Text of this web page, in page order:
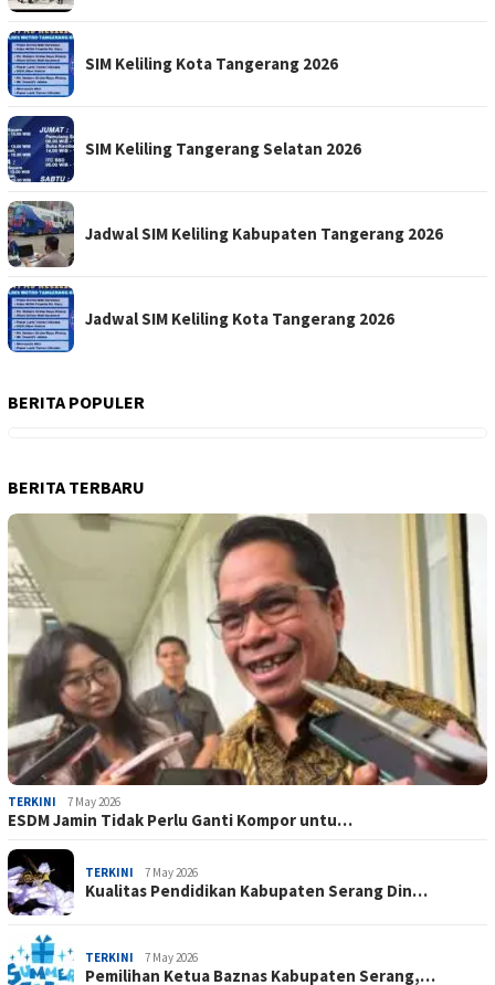
SIM Keliling Kota Tangerang 2026
SIM Keliling Tangerang Selatan 2026
Jadwal SIM Keliling Kabupaten Tangerang 2026
Jadwal SIM Keliling Kota Tangerang 2026
BERITA POPULER
BERITA TERBARU
TERKINI 7 May 2026
ESDM Jamin Tidak Perlu Ganti Kompor untu…
TERKINI 7 May 2026
Kualitas Pendidikan Kabupaten Serang Din…
TERKINI 7 May 2026
Pemilihan Ketua Baznas Kabupaten Serang,…